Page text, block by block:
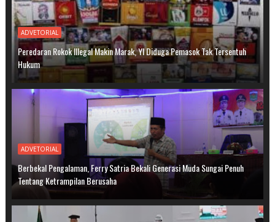
ADVETORIAL
Peredaran Rokok Illegal Makin Marak, YI Diduga Pemasok Tak Tersentuh
Hukum
ADVETORIAL
Berbekal Pengalaman, Ferry Satria Bekali Generasi Muda Sungai Penuh
Tentang Ketrampilan Berusaha